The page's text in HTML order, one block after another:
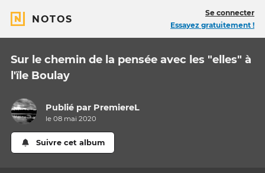
NOTOS
Se connecter
Essayez gratuitement !
Sur le chemin de la pensée avec les "elles" à
l'ïle Boulay
Publié par PremiereL
le 08 mai 2020
Suivre cet album